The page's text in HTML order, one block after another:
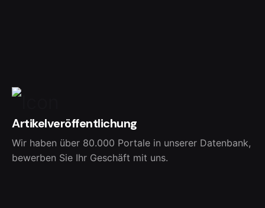
Artikelveröffentlichung
Wir haben über 80.000 Portale in unserer Datenbank,
bewerben Sie Ihr Geschäft mit uns.